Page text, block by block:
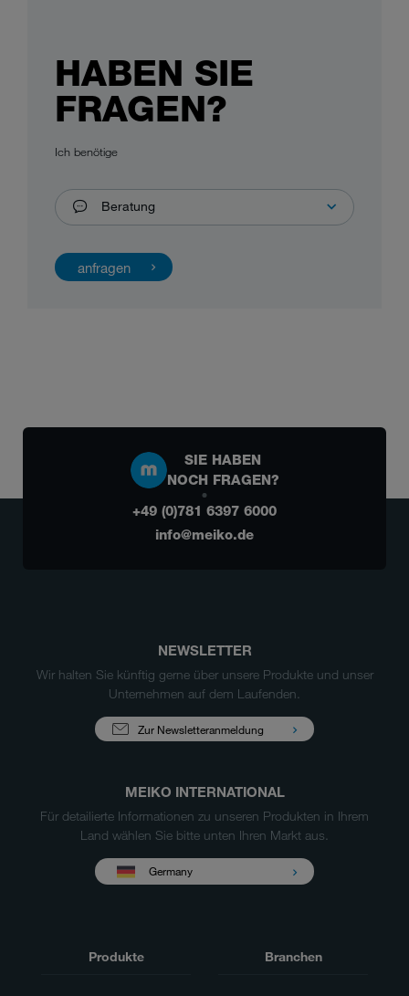
HABEN SIE
FRAGEN?
Ich benötige
Beratung
SIE HABEN
NOCH FRAGEN?
+49 (0)781 6397 6000
info@meiko.de
NEWSLETTER
Wir halten Sie künftig gerne über unsere Produkte und unser
Unternehmen auf dem Laufenden.
Zur Newsletteranmeldung
MEIKO INTERNATIONAL
Für detailierte Informationen zu unseren Produkten in Ihrem
Land wählen Sie bitte unten Ihren Markt aus.
Germany
Produkte Branchen